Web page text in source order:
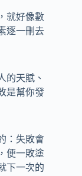
就好像數
逐一刪去
的天賦、
是幫你發
：失敗會
便一敗塗
下一次的